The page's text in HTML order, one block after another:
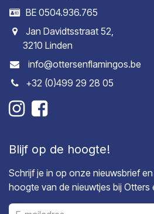
BE 0504.936.765
Jan Davidtsstraat 52,
3210 Linden
info@ottersenflamingos.be
+32 (0)499 29 28 05
Blijf op de hoogte!
Schrijf je in op onze nieuwsbrief
hoogte van de nieuwtjes bij Otters